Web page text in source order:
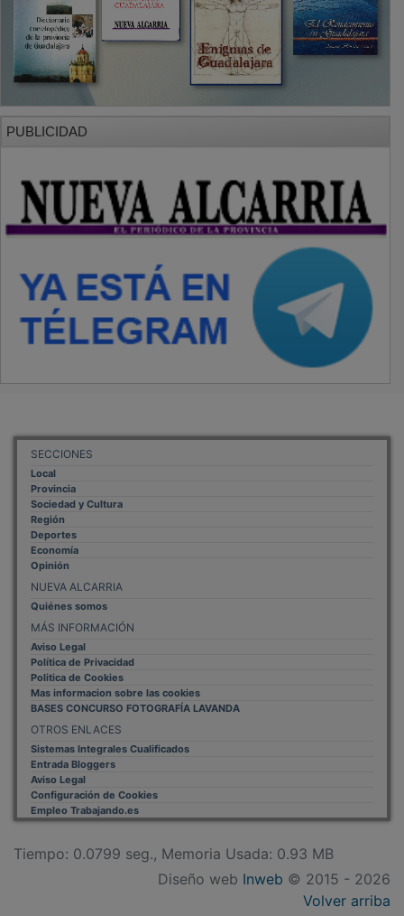
PUBLICIDAD
SECCIONES
Local
Provincia
Sociedad y Cultura
Región
Deportes
Economía
Opinión
NUEVA ALCARRIA
Quiénes somos
MÁS INFORMACIÓN
Aviso Legal
Política de Privacidad
Politica de Cookies
Mas informacion sobre las cookies
BASES CONCURSO FOTOGRAFÍA LAVANDA
OTROS ENLACES
Sistemas Integrales Cualificados
Entrada Bloggers
Aviso Legal
Configuración de Cookies
Empleo Trabajando.es
Tiempo: 0.0799 seg., Memoria Usada: 0.93 MB
Diseño web Inweb © 2015 - 2026
Volver arriba